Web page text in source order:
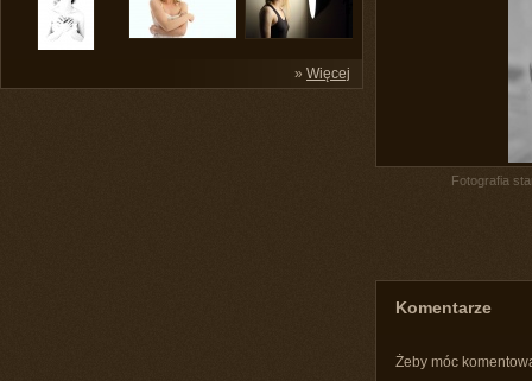
» Więcej
Fotografia
Komentarze
Żeby móc